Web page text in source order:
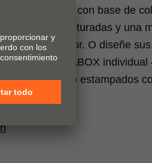
extraordinaria con base de
estructuradas y una
y el exterior. O diseñe
con LEGRABOX individual
con láser o estampados
o diseños.